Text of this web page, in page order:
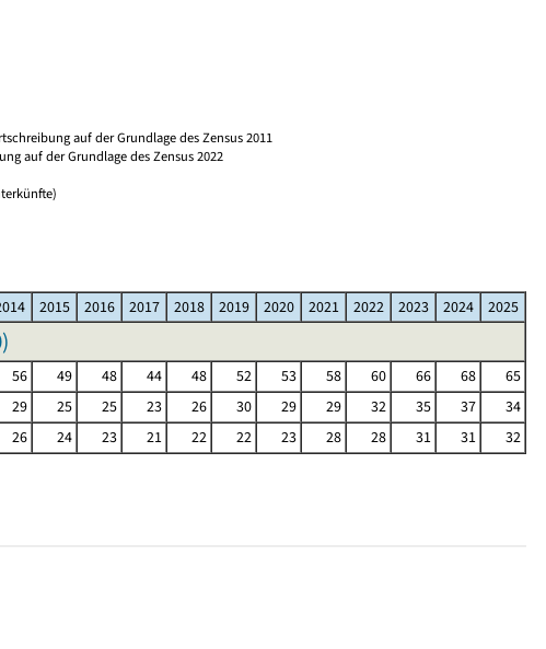
auf der Grundlage des Zensus 2011
auf der Grundlage des Zensus 2022
2015 2016 2017 2018 2019 2020 2021 2022 2023 2024 2025
)
56 49 48 44 48 52 53 58 60 66 68
65
29 25 25 23 26 30 29 29 32 35 37
34
26 24 23 21 22 22 23 28 28 31 31 32